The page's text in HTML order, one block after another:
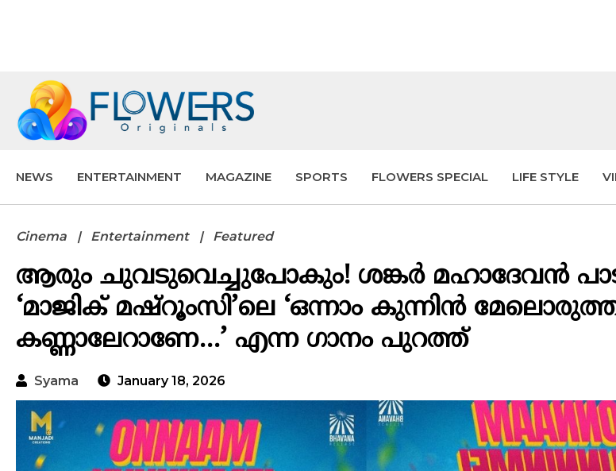
NEWS ENTERTAINMENT MAGAZINE SPORTS FLOWERS SPECIAL LIFE STYLE
Cinema Entertainment Featured
ആരും ചുവടുവെച്ചുപോകും! ശങ്കർ മഹാദേവൻ
‘മാജിക് മഷ്റൂംസി’ലെ ‘ഒന്നാം കുന്നിൻ
കണ്ണാലേറാണേ…’ എന്ന ഗാനം പുറത്ത്
Syama January 18, 2026